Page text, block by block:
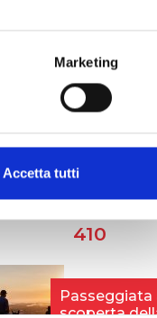
Marketing
Accetta tutti